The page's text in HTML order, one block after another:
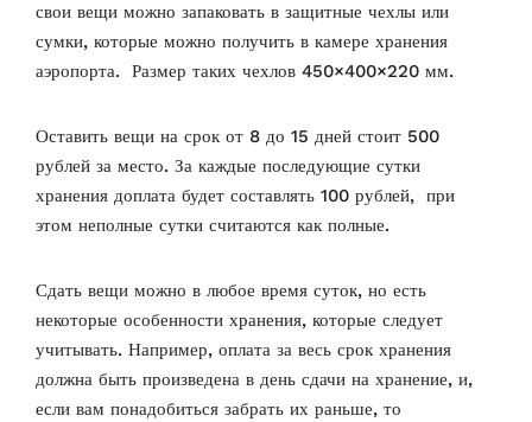
свои вещи можно запаковать в защитные чехлы или
сумки, которые можно получить в камере хранения
аэропорта. Размер таких чехлов 450×400×220 мм.
Оставить вещи на срок от 8 до 15 дней стоит 500
рублей за место. За каждые последующие сутки
хранения доплата будет составлять 100 рублей, при
этом неполные сутки считаются как полные.
Сдать вещи можно в любое время суток, но есть
некоторые особенности хранения, которые следует
учитывать. Например, оплата за весь срок хранения
должна быть произведена в день сдачи на хранение, и,
если вам понадобиться забрать их раньше, то